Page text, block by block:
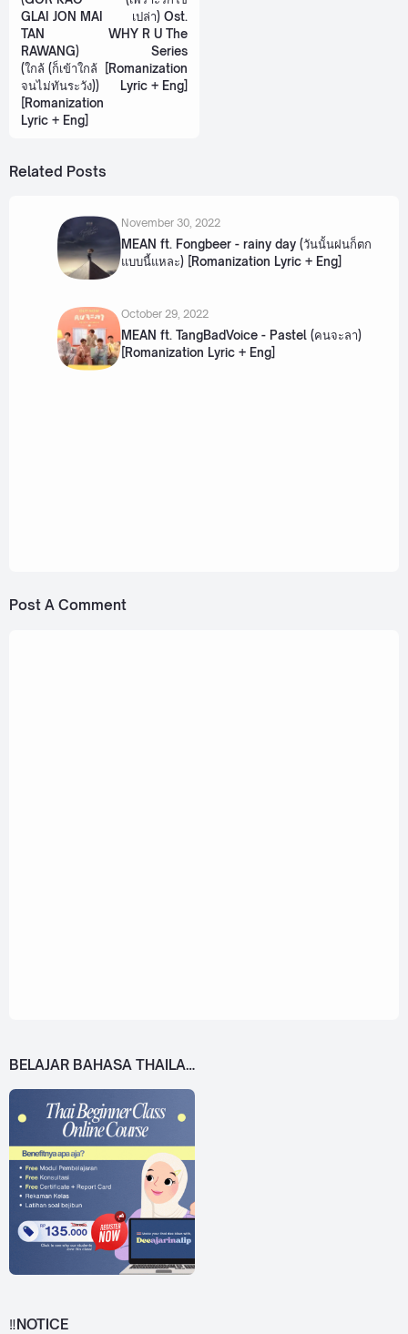
GLAI JON MAI
TAN
RAWANG)
(ใกล้ (ก็เข้าใกล้
จนไม่ทันระวัง))
[Romanization
Lyric + Eng]
เปล่า) Ost.
WHY R U The
Series
[Romanization
Lyric + Eng]
Related Posts
November 30, 2022
MEAN ft. Fongbeer - rainy day (วันนั้นฝนก็ตก
แบบนี้แหละ) [Romanization Lyric + Eng]
October 29, 2022
MEAN ft. TangBadVoice - Pastel (คนจะลา)
[Romanization Lyric + Eng]
Post A Comment
BELAJAR BAHASA THAILAND DARI 0!
‼️NOTICE